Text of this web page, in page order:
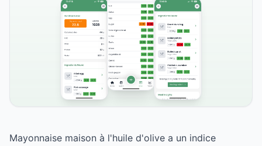
Mayonnaise maison à l'huile d'olive a un indice